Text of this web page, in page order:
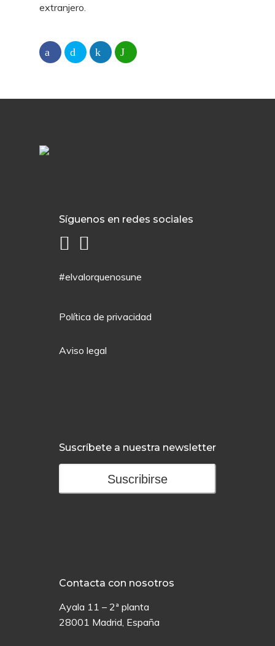
extranjero.
Síguenos en redes sociales
#elvalorquenosune
Política de privacidad
Aviso legal
Suscríbete a nuestra newsletter
Suscribirse
Contacta con nosotros
Ayala 11 – 2ª planta
28001 Madrid, España